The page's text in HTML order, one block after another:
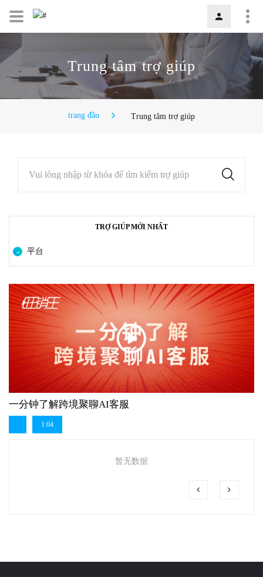
Trung tâm trợ giúp
trang đầu Trung tâm trợ giúp
Vui lòng nhập từ khóa để tìm kiếm trợ giúp
TRỢ GIÚP MỚI NHẤT
平台
一分钟了解跨境聚聊AI客服
1:04
暂无数据